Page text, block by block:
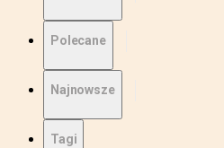
Polecane
Najnowsze
Tagi